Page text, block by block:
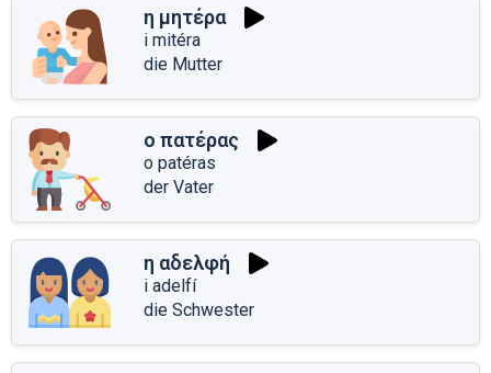
η μητέρα
i mitéra
die Mutter
ο πατέρας
o patéras
der Vater
η αδελφή
i adelfí
die Schwester